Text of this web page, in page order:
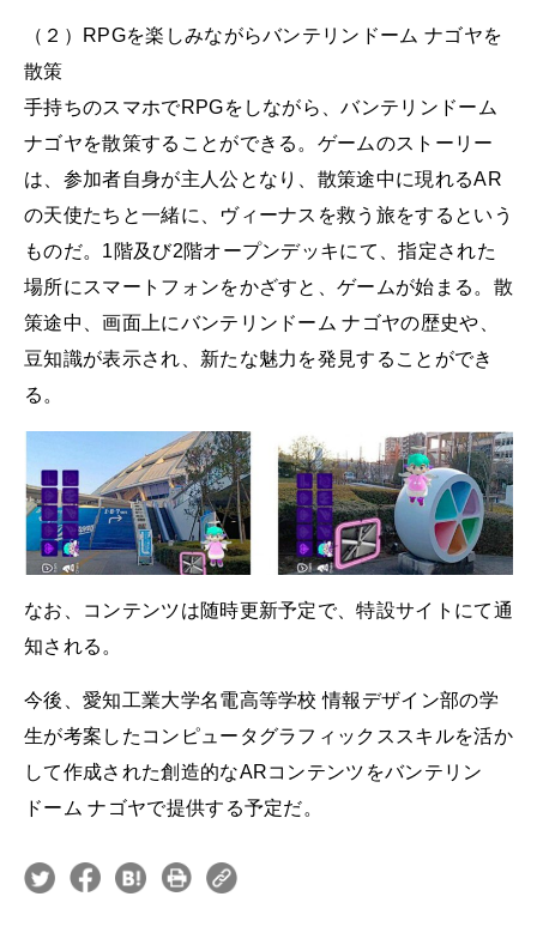
（２）RPGを楽しみながらバンテリンドーム ナゴヤを
散策
手持ちのスマホでRPGをしながら、バンテリンドーム
ナゴヤを散策することができる。ゲームのストーリー
は、参加者自身が主人公となり、散策途中に現れるAR
の天使たちと一緒に、ヴィーナスを救う旅をするという
ものだ。1階及び2階オープンデッキにて、指定された
場所にスマートフォンをかざすと、ゲームが始まる。散
策途中、画面上にバンテリンドーム ナゴヤの歴史や、
豆知識が表示され、新たな魅力を発見することができ
る。
なお、コンテンツは随時更新予定で、特設サイトにて通
知される。
今後、愛知工業大学名電高等学校 情報デザイン部の学
生が考案したコンピュータグラフィックススキルを活か
して作成された創造的なARコンテンツをバンテリン
ドーム ナゴヤで提供する予定だ。